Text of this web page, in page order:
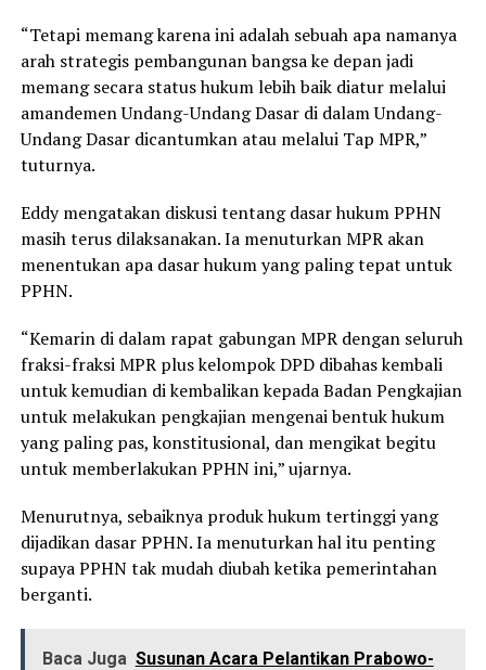
“Tetapi memang karena ini adalah sebuah apa namanya
arah strategis pembangunan bangsa ke depan jadi
memang secara status hukum lebih baik diatur melalui
amandemen Undang-Undang Dasar di dalam Undang-
Undang Dasar dicantumkan atau melalui Tap MPR,”
tuturnya.
Eddy mengatakan diskusi tentang dasar hukum PPHN
masih terus dilaksanakan. Ia menuturkan MPR akan
menentukan apa dasar hukum yang paling tepat untuk
PPHN.
“Kemarin di dalam rapat gabungan MPR dengan seluruh
fraksi-fraksi MPR plus kelompok DPD dibahas kembali
untuk kemudian di kembalikan kepada Badan Pengkajian
untuk melakukan pengkajian mengenai bentuk hukum
yang paling pas, konstitusional, dan mengikat begitu
untuk memberlakukan PPHN ini,” ujarnya.
Menurutnya, sebaiknya produk hukum tertinggi yang
dijadikan dasar PPHN. Ia menuturkan hal itu penting
supaya PPHN tak mudah diubah ketika pemerintahan
berganti.
Baca Juga Susunan Acara Pelantikan Prabowo-